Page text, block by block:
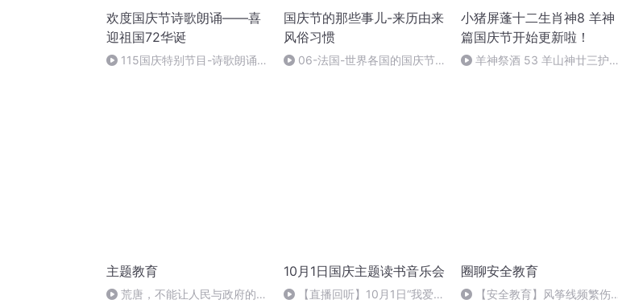
欢度国庆节诗歌朗诵——喜
迎祖国72华诞
115国庆特别节目-诗歌朗诵-
国庆节的那些事儿-来历由来
风俗习惯
06-法国-世界各国的国庆节-
小猪屏蓬十二生肖神8 羊神
篇国庆节开始更新啦！
羊神祭酒 53 羊山神廿三护祭
主题教育
荒唐，不能让人民与政府的联
10月1日国庆主题读书音乐会
【直播回听】10月1日“我爱你
圈聊安全教育
【安全教育】风筝线频繁伤